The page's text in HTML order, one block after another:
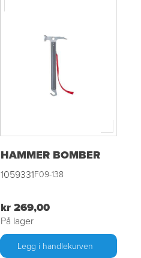
HAMMER BOMBER
1059331F09-138
kr 269,00
På lager
Legg i handlekurven